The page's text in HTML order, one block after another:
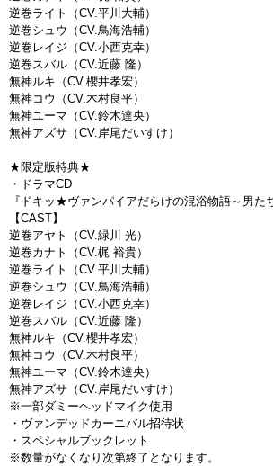
逆巻ライト（CV.平川大輔）
逆巻シュウ（CV.鳥海浩輔）
逆巻レイジ（CV.小西克幸）
逆巻スバル（CV.近藤 隆）
無神ルキ（CV.櫻井孝宏）
無神コウ（CV.木村良平）
無神ユーマ（CV.鈴木達央）
無神アズサ（CV.岸尾だいすけ）
★限定版特典★
・ドラマCD
『ドキッ★ヴァンパイアだらけの混浴物語～男た
【CAST】
逆巻アヤト（CV.緑川 光）
逆巻カナト（CV.梶 裕貴）
逆巻ライト（CV.平川大輔）
逆巻シュウ（CV.鳥海浩輔）
逆巻レイジ（CV.小西克幸）
逆巻スバル（CV.近藤 隆）
無神ルキ（CV.櫻井孝宏）
無神コウ（CV.木村良平）
無神ユーマ（CV.鈴木達央）
無神アズサ（CV.岸尾だいすけ）
※一部ダミーヘッドマイク使用
・ヴァンデッドカーニバル招待状
・スペシャルブックレット
※数量がなくなり次第終了となります。